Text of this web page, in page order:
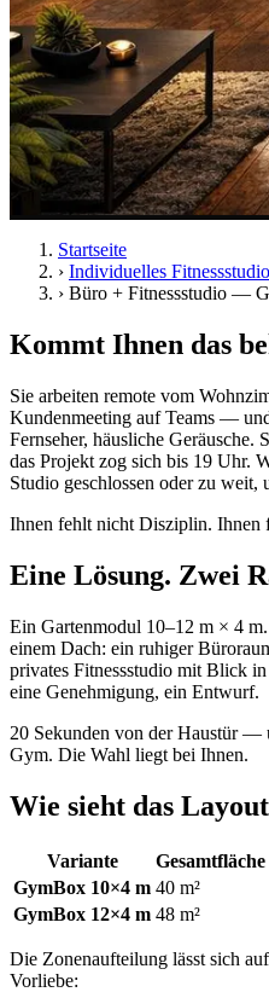
Startseite
› Individuelles Fitnessstudio
› Büro + Fitnessstudio —
Kommt Ihnen das
Sie arbeiten remote vom
Kundenmeeting auf Teams —
Fernseher, häusliche Geräusche.
das Projekt zog sich bis 19 Uhr.
Studio geschlossen oder zu weit,
Ihnen fehlt nicht Disziplin. Ihnen
Eine Lösung. Zwei
Ein Gartenmodul 10–12 m × 4
einem Dach: ein ruhiger
privates Fitnessstudio mit Blick
eine Genehmigung, ein Entwurf.
20 Sekunden von der Haustür
Gym. Die Wahl liegt bei Ihnen.
Wie sieht das
Variante Gesamtfläche
GymBox 10×4 m 40 m²
GymBox 12×4 m 48 m²
Die Zonenaufteilung lässt sich
Vorliebe: